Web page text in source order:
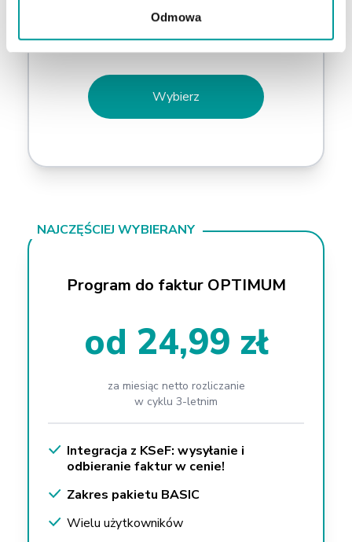
Odmowa
Wybierz
NAJCZĘŚCIEJ WYBIERANY
Program do faktur OPTIMUM
od 24,99 zł
za miesiąc netto rozliczanie
w cyklu 3-letnim
Integracja z KSeF: wysyłanie i
odbieranie faktur w cenie!
Zakres pakietu BASIC
Wielu użytkowników